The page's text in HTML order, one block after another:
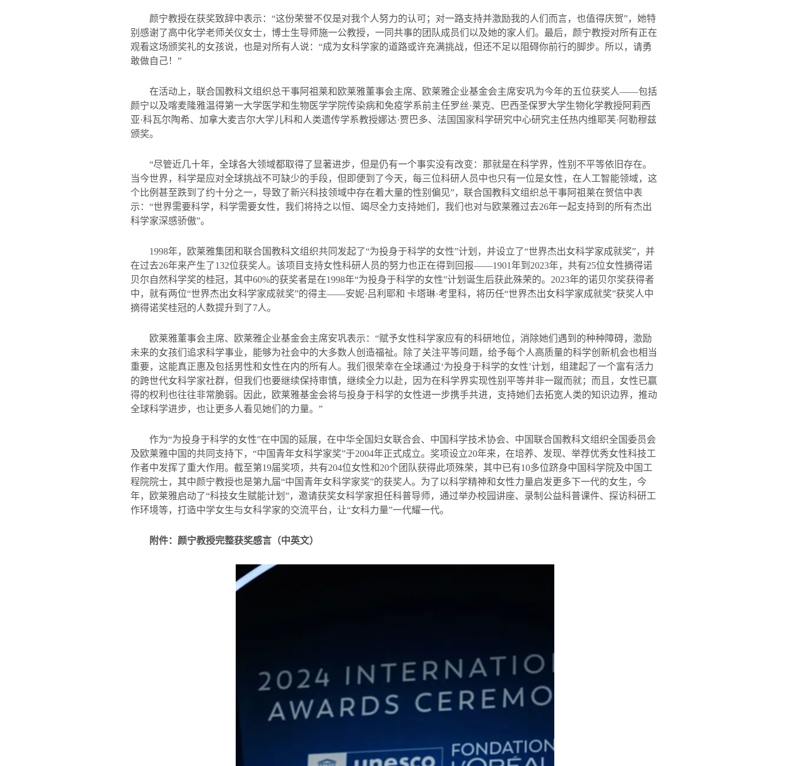
颜宁教授在获奖致辞中表示：“这份荣誉不仅是对我个人努力的认可；对一路支持并激励我的人们而言，也值得庆贺”，她特
别感谢了高中化学老师关仪女士，博士生导师施一公教授，一同共事的团队成员们以及她的家人们。最后，颜宁教授对所有正在
观看这场颁奖礼的女孩说，也是对所有人说：“成为女科学家的道路或许充满挑战，但还不足以阻碍你前行的脚步。所以，请勇
敢做自己！”
在活动上，联合国教科文组织总干事阿祖莱和欧莱雅董事会主席、欧莱雅企业基金会主席安巩为今年的五位获奖人——包括
颜宁以及喀麦隆雅温得第一大学医学和生物医学学院传染病和免疫学系前主任罗丝·莱克、巴西圣保罗大学生物化学教授阿莉西
亚·科瓦尔陶希、加拿大麦吉尔大学儿科和人类遗传学系教授娜达·贾巴多、法国国家科学研究中心研究主任热内维耶芙·阿勒穆兹
颁奖。
“尽管近几十年，全球各大领域都取得了显著进步，但是仍有一个事实没有改变：那就是在科学界，性别不平等依旧存在。
当今世界，科学是应对全球挑战不可缺少的手段，但即便到了今天，每三位科研人员中也只有一位是女性，在人工智能领域，这
个比例甚至跌到了约十分之一，导致了新兴科技领域中存在着大量的性别偏见”，联合国教科文组织总干事阿祖莱在贺信中表
示：“世界需要科学，科学需要女性，我们将持之以恒、竭尽全力支持她们，我们也对与欧莱雅过去26年一起支持到的所有杰出
科学家深感骄傲”。
1998年，欧莱雅集团和联合国教科文组织共同发起了“为投身于科学的女性”计划，并设立了“世界杰出女科学家成就奖”，并
在过去26年来产生了132位获奖人。该项目支持女性科研人员的努力也正在得到回报——1901年到 2023年，共有25位女性摘得诺
贝尔自然科学奖的桂冠，其中60%的获奖者是在1998年“为投身于科学的女性”计划诞生后获此殊荣的。 2023年的诺贝尔奖获得者
中，就有两位“世界杰出女科学家成就奖”的得主——安妮·吕利耶和 卡塔琳·考里科，将历任“世界杰出女科学家成就奖”获奖人中
摘得诺奖桂冠的人数提升到了7人。
欧莱雅董事会主席、欧莱雅企业基金会主席安巩表示：“赋予女性科学家应有的科研地位，消除她们遇到的种种障碍，激励
未来的女孩们追求科学事业，能够为社会中的大多数人创造福祉。除了关注平等问题，给予每个人高质量的科学创新机会也相当
重要，这能真正惠及包括男性和女性在内的所有人。我们很荣幸在全球通过‘为投身于科学的女性’计划，组建起了一个富有活力
的跨世代女科学家社群，但我们也要继续保持审慎，继续全力以赴，因为在科学界实现性别平等并非一蹴而就；而且，女性已赢
得的权利也往往非常脆弱。因此，欧莱雅基金会将与投身于科学的女性进一步携手共进，支持她们去拓宽人类的知识边界，推动
全球科学进步，也让更多人看见她们的力量。”
作为“为投身于科学的女性”在中国的延展，在中华全国妇女联合会、中国科学技术协会、中国联合国教科文组织全国委员会
及欧莱雅中国的共同支持下，“中国青年女科学家奖”于2004年正式成立。奖项设立20年来，在培养、发现、举荐优秀女性科技工
作者中发挥了重大作用。截至第19届奖项，共有204位女性和20个团队获得此项殊荣，其中已有10多位跻身中国科学院及中国工
程院院士，其中颜宁教授也是第九届“中国青年女科学家奖”的获奖人。为了以科学精神和女性力量启发更多下一代的女生，今
年，欧莱雅启动了“科技女生赋能计划 ”，邀请获奖女科学家担任科普导师，通过举办校园讲座、录制公益科普课件、探访科研工
作环境等，打造中学女生与女科学家的交流平台，让“女科力量”一代耀一代。
附件：颜宁教授完整获奖感言（中英文）